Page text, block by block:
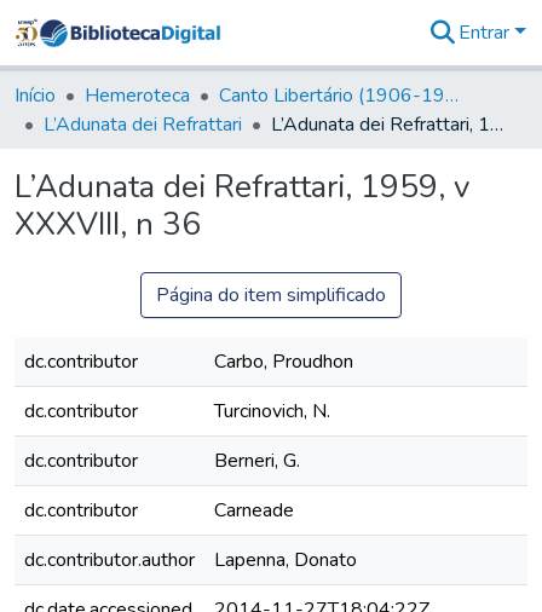
&
Coleções
Tudo na
Digital
Entrar
Início Hemeroteca
Canto Libertário (1906-1995)
L’Adunata dei Refrattari
L’Adunata dei Refrattari, 1959, v XXXVIII, n 36
L’Adunata dei Refrattari, 1959, v
XXXVIII, n 36
Página do item simplificado
dc.contributor
Carbo, Proudhon
dc.contributor
Turcinovich, N.
dc.contributor
Berneri, G.
dc.contributor
Carneade
dc.contributor.author
Lapenna, Donato